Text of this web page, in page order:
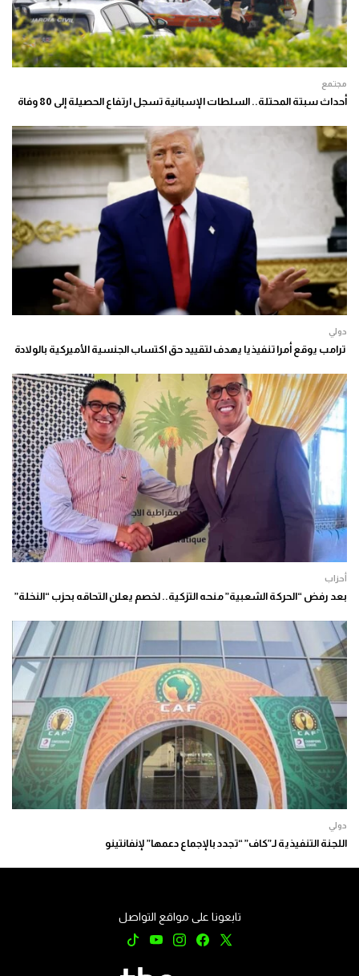
مجتمع
أحداث سبتة المحتلة.. السلطات الإسبانية تسجل ارتفاع الحصيلة إلى 80 وفاة
دولي
ترامب يوقع أمرا تنفيذيا يهدف لتقييد حق اكتساب الجنسية الأميركية بالولادة
أحزاب
بعد رفض “الحركة الشعبية” منحه التزكية.. لخصم يعلن التحاقه بحزب “النخلة”
دولي
اللجنة التنفيذية لـ”كاف” “تجدد بالإجماع دعمها” لإنفانتينو
تابعونا على مواقع التواصل